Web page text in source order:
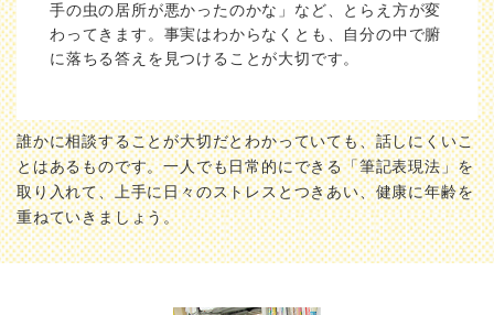
手の虫の居所が悪かったのかな」など、とらえ方が変
わってきます。事実はわからなくとも、自分の中で腑
に落ちる答えを見つけることが大切です。
誰かに相談することが大切だとわかっていても、話しにくいこ
とはあるものです。一人でも日常的にできる「筆記表現法」を
取り入れて、上手に日々のストレスとつきあい、健康に年齢を
重ねていきましょう。